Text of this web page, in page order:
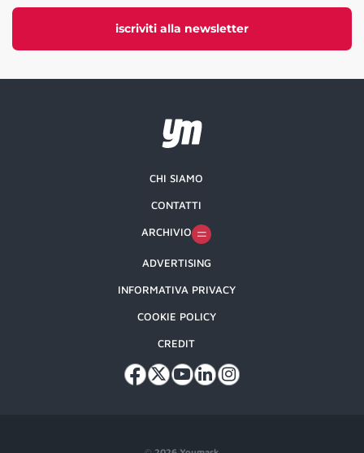
iscriviti alla newsletter
CHI SIAMO
CONTATTI
ARCHIVIO
ADVERTISING
INFORMATIVA PRIVACY
COOKIE POLICY
CREDIT